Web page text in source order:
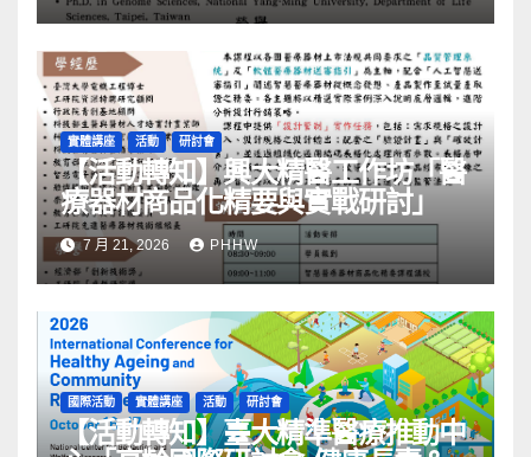
實體講座 活動 研討會
【活動轉知】興大精醫工作坊「醫
療器材商品化精要與實戰研討」
7 月 21, 2026 PHHW
國際活動 實體講座 活動 研討會
【活動轉知】臺大精準醫療推動中